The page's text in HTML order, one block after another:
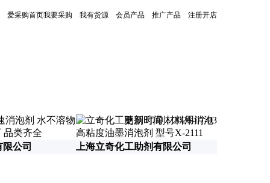
爱采购首页我要采购 我有货源 会员产品 推广产品 注册开店
更新时间：2026-07-03
公司 上海立奇化工助剂有限公司